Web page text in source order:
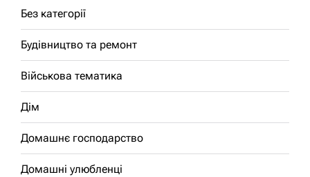
Без категорії
Будівництво та ремонт
Військова тематика
Дім
Домашнє господарство
Домашні улюбленці